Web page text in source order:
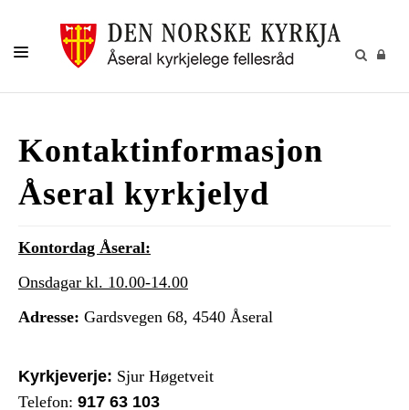
KYRKJELYDEN
KYRKJEBLADET
KONTAKT
KYRKJENE I ÅSERAL
Kontaktinformasjon
Åseral kyrkjelyd
Kontordag Åseral:
Onsdagar kl. 10.00-14.00
Adresse: Gardsvegen 68, 4540 Åseral
Kyrkjeverje: Sjur Høgetveit
Telefon: 917 63 103